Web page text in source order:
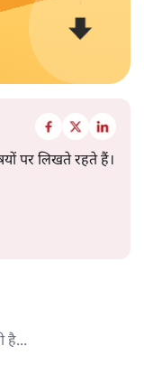
पर लिखते रहते हैं।
है...